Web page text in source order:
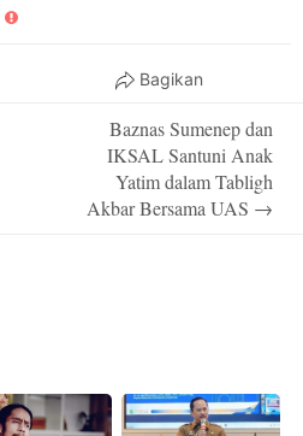
Bagikan
Baznas Sumenep dan
IKSAL Santuni Anak
Yatim dalam Tabligh
Akbar Bersama UAS →